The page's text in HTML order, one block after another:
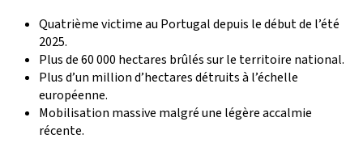
Quatrième victime au Portugal depuis le début de l’été
2025.
Plus de 60 000 hectares brûlés sur le territoire national.
Plus d’un million d’hectares détruits à l’échelle
européenne.
Mobilisation massive malgré une légère accalmie
récente.